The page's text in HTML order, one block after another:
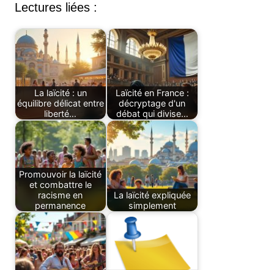
Lectures liées :
La laïcité : un
équilibre délicat entre
liberté…
Laïcité en France :
décryptage d'un
débat qui divise…
Promouvoir la laïcité
et combattre le
racisme en
permanence
La laïcité expliquée
simplement